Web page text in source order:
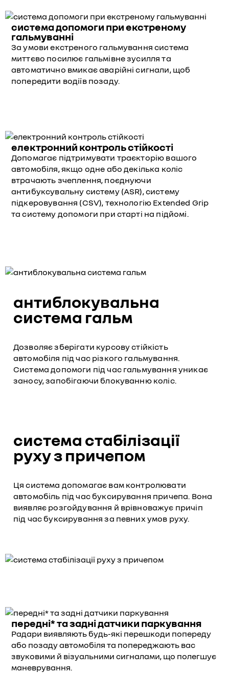
система допомоги при екстреному
гальмуванні
За умови екстреного гальмування система
миттєво посилює гальмівне зусилля та
автоматично вмикає аварійні сигнали, щоб
попередити водіїв позаду.
електронний контроль стійкості
Допомагає підтримувати траєкторію вашого
автомобіля, якщо одне або декілька коліс
втрачають зчеплення, поєднуючи
антибуксувальну систему (ASR), систему
підкеровування (CSV), технологію Extended Grip
та систему допомоги при старті на підйомі.
антиблокувальна
система гальм
Дозволяє зберігати курсову стійкість
автомобіля під час різкого гальмування.
Система допомоги під час гальмування уникає
заносу, запобігаючи блокуванню коліс.
система стабілізації
руху з причепом
Ця система допомагає вам контролювати
автомобіль під час буксирування причепа. Вона
виявляє розгойдування й врівноважує причіп
під час буксирування за певних умов руху.
передні* та задні датчики паркування
Радари виявляють будь-які перешкоди попереду
або позаду автомобіля та попереджають вас
звуковими й візуальними сигналами, що полегшує
маневрування.